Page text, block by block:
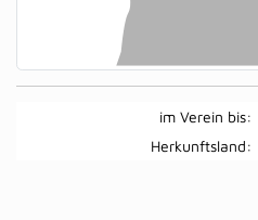
im Verein bis:
Herkunftsland: